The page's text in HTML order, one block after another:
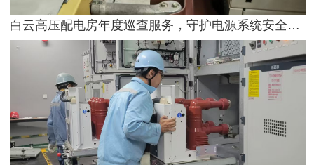
白云高压配电房年度巡查服务，守护电源系统安全稳定运行